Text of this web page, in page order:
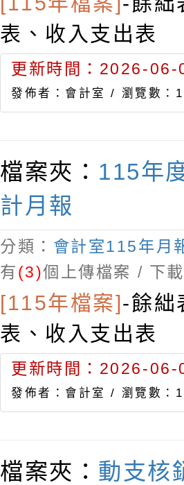
表、收入支出表
更新時間：2026-
發佈者：會計室 / 瀏覽數：
檔案夾： 115年
計月報
分類： 會計室115年月
有(3)個上傳檔案 / 下
[115年檔案]-餘絀
表、收入支出表
更新時間：2026-
發佈者：會計室 / 瀏覽數：
檔案夾： 動支核